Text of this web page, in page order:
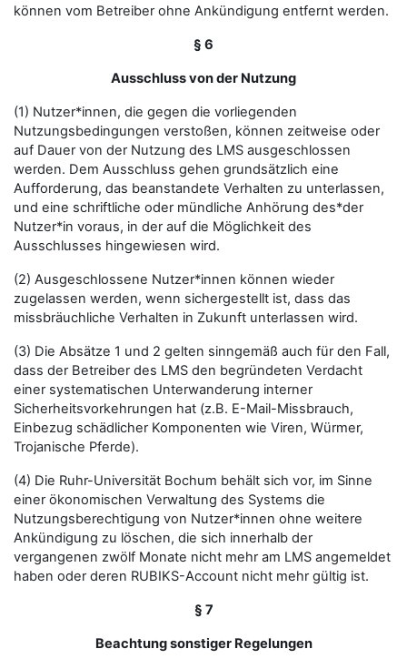
können vom Betreiber ohne Ankündigung entfernt werden.
§ 6
Ausschluss von der Nutzung
(1) Nutzer*innen, die gegen die vorliegenden
Nutzungsbedingungen verstoßen, können zeitweise oder
auf Dauer von der Nutzung des LMS ausgeschlossen
werden. Dem Ausschluss gehen grundsätzlich eine
Aufforderung, das beanstandete Verhalten zu unterlassen,
und eine schriftliche oder mündliche Anhörung des*der
Nutzer*in voraus, in der auf die Möglichkeit des
Ausschlusses hingewiesen wird.
(2) Ausgeschlossene Nutzer*innen können wieder
zugelassen werden, wenn sichergestellt ist, dass das
missbräuchliche Verhalten in Zukunft unterlassen wird.
(3) Die Absätze 1 und 2 gelten sinngemäß auch für den Fall,
dass der Betreiber des LMS den begründeten Verdacht
einer systematischen Unterwanderung interner
Sicherheitsvorkehrungen hat (z.B. E-Mail-Missbrauch,
Einbezug schädlicher Komponenten wie Viren, Würmer,
Trojanische Pferde).
(4) Die Ruhr-Universität Bochum behält sich vor, im Sinne
einer ökonomischen Verwaltung des Systems die
Nutzungsberechtigung von Nutzer*innen ohne weitere
Ankündigung zu löschen, die sich innerhalb der
vergangenen zwölf Monate nicht mehr am LMS angemeldet
haben oder deren RUBIKS-Account nicht mehr gültig ist.
§ 7
Beachtung sonstiger Regelungen